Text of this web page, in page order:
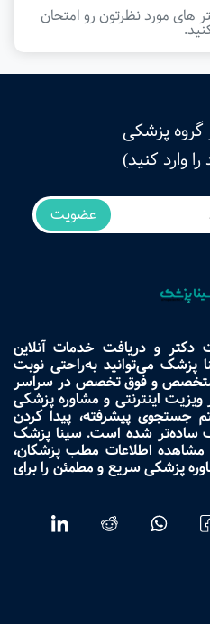
‌های مورد نظرتون رو امتحان
پزشکی
وارد کنید)
عضویت
دکتر و دریافت خدمات آنلاین
می‌توانید به‌راحتی نوبت
متخصص و فوق تخصص در سراسر
اینترنتی و مشاوره پزشکی
جستجوی پیشرفته، پیدا کردن
ساده‌تر شده است. سینا پزشک
مشاهده اطلاعات مطب پزشکان،
پزشکی سریع و مطمئن را برای